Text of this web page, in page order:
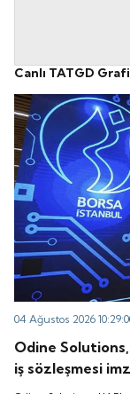
Canlı TATGD
04 Ağustos 2026
Odine
iş sözleşmesi